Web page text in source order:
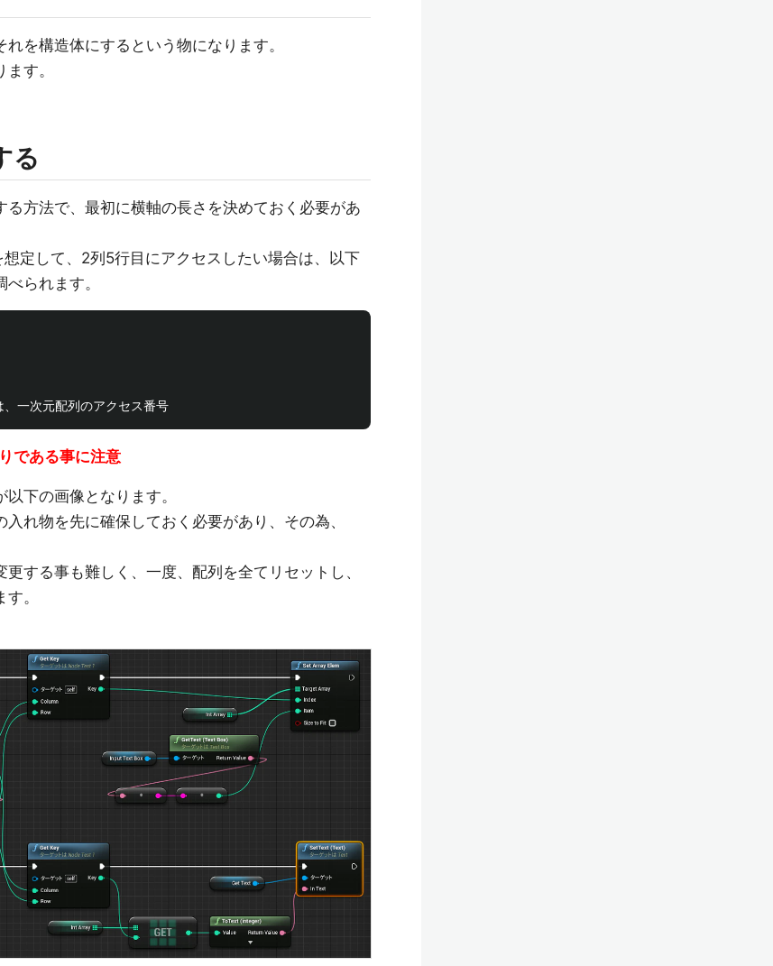
を構造体にするという物になります。
す。
る
方法で、最初に横軸の長さを決めておく必要があ
定して、2列5行目にアクセスしたい場合は、以下
られます。
である事に注意
下の画像となります。
れ物を先に確保しておく必要があり、その為、
する事も難しく、一度、配列を全てリセットし、
。